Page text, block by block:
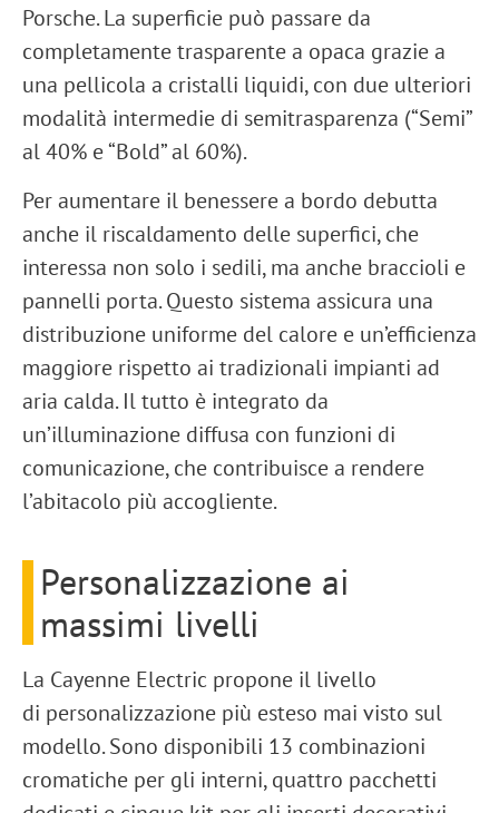
Porsche. La superficie può passare da
completamente trasparente a opaca grazie a
una pellicola a cristalli liquidi, con due ulteriori
modalità intermedie di semitrasparenza (“Semi”
al 40% e “Bold” al 60%).
Per aumentare il benessere a bordo debutta
anche il riscaldamento delle superfici, che
interessa non solo i sedili, ma anche braccioli e
pannelli porta. Questo sistema assicura una
distribuzione uniforme del calore e un’efficienza
maggiore rispetto ai tradizionali impianti ad
aria calda. Il tutto è integrato da
un’illuminazione diffusa con funzioni di
comunicazione, che contribuisce a rendere
l’abitacolo più accogliente.
Personalizzazione ai
massimi livelli
La Cayenne Electric propone il livello
di personalizzazione più esteso mai visto sul
modello. Sono disponibili 13 combinazioni
cromatiche per gli interni, quattro pacchetti